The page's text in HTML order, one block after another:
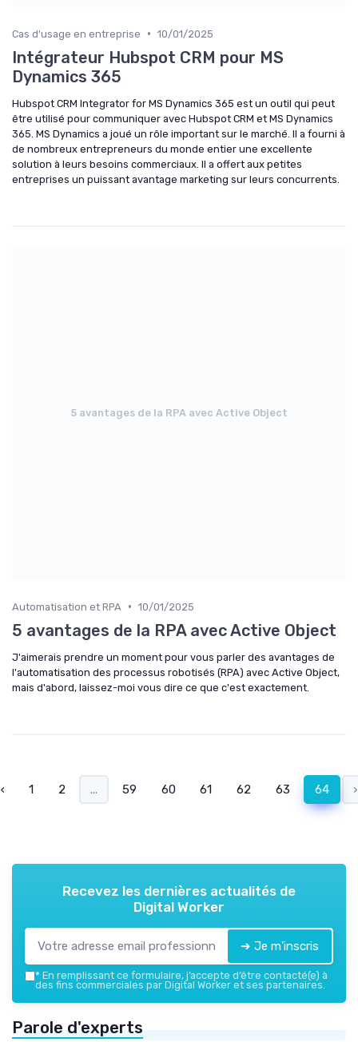
Cas d'usage en entreprise • 10/01/2025
Intégrateur Hubspot CRM pour MS
Dynamics 365
Hubspot CRM Integrator for MS Dynamics 365 est un outil qui peut
être utilisé pour communiquer avec Hubspot CRM et MS Dynamics
365. MS Dynamics a joué un rôle important sur le marché. Il a fourni à
de nombreux entrepreneurs du monde entier une excellente
solution à leurs besoins commerciaux. Il a offert aux petites
entreprises un puissant avantage marketing sur leurs concurrents.
5 avantages de la RPA avec Active Object
Automatisation et RPA • 10/01/2025
5 avantages de la RPA avec Active Object
J'aimerais prendre un moment pour vous parler des avantages de
l'automatisation des processus robotisés (RPA) avec Active Object,
mais d'abord, laissez-moi vous dire ce que c'est exactement.
‹ 1 2 ... 59 60 61 62 63 64 ›
Recevez les dernières actualités de
Digital Worker
➔ Je m'inscris
* En remplissant ce formulaire, j’accepte d’être contacté(e) à
des fins commerciales par Digital Worker et ses partenaires.
Parole d'experts